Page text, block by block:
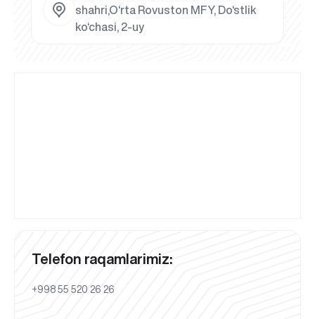
shahri,O‘rta Rovuston MFY, Do‘stlik
ko‘chasi, 2-uy
Telefon raqamlarimiz:
+998 55 520 26 26